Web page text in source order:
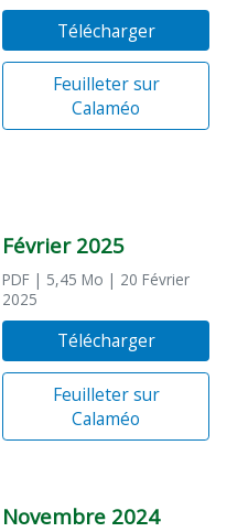
Télécharger
Feuilleter sur
Calaméo
Février 2025
PDF | 5,45 Mo | 20 Février
2025
Télécharger
Feuilleter sur
Calaméo
Novembre 2024